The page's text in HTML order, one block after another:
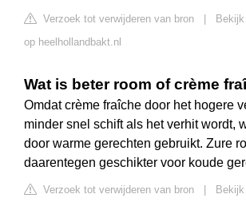
Verzoek tot verwijderen van bron
op heelhollandbakt.nl
Wat is beter room of crème
Omdat crème fraîche door het hogere
minder snel schift als het verhit wordt,
door warme gerechten gebruikt. Zure
daarentegen geschikter voor koude
Verzoek tot verwijderen van bron